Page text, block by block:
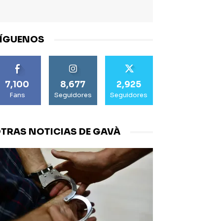
7,100
Fans
8,677
Seguidores
2,925
Seguidores
NOTICIAS DE GAVÀ